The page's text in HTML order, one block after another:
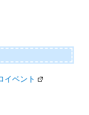
イベント